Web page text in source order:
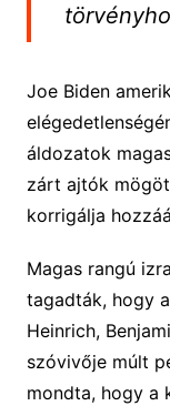
Joe Biden
áldozatok
zárt ajtók
korrigálja
Magas rangú
tagadták, hogy
Heinrich,
szóvivője múlt
mondta, hogy a